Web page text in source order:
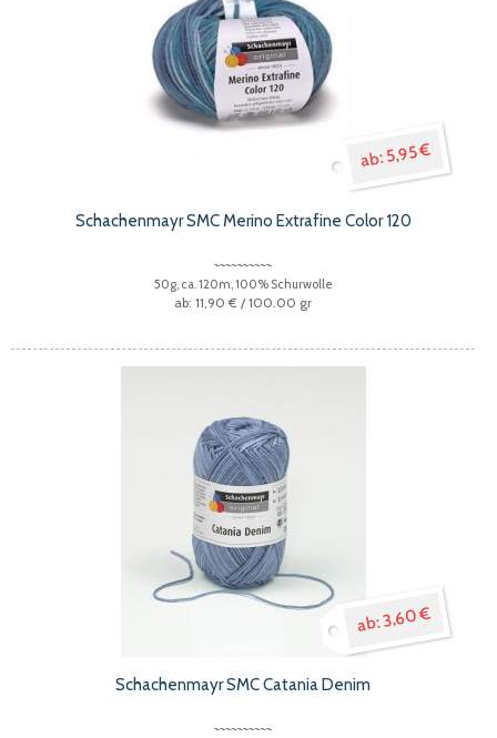
5,95 €
Schachenmayr SMC Merino Extrafine Color 120
50g, ca. 120m, 100% Schurwolle
11,90 € / 100.00 gr
3,60 €
Schachenmayr SMC Catania Denim